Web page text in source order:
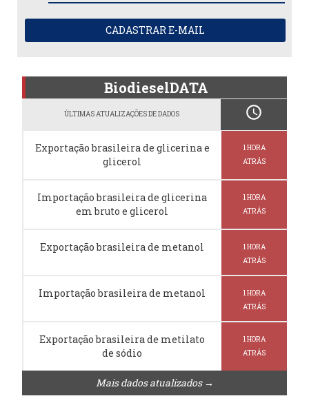
CADASTRAR E-MAIL
BiodieselDATA
ÚLTIMAS ATUALIZAÇÕES DE DADOS schedule
Exportação brasileira de glicerina e
glicerol
1 HORA
ATRÁS
Importação brasileira de glicerina
em bruto e glicerol
1 HORA
ATRÁS
Exportação brasileira de metanol
1 HORA
ATRÁS
Importação brasileira de metanol
1 HORA
ATRÁS
Exportação brasileira de metilato
de sódio
1 HORA
ATRÁS
Mais dados atualizados →